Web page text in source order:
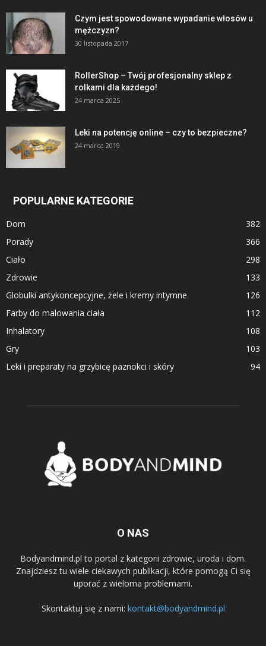
Czym jest spowodowane wypadanie włosów u
mężczyzn?
30 listopada 2017
RollerShop – Twój profesjonalny sklep z
rolkami dla każdego!
24 marca 2025
Leki na potencję online – czy to bezpieczne?
24 marca 2019
POPULARNE KATEGORIE
Dom
382
Porady
366
Ciało
298
Zdrowie
133
Globulki antykoncepcyjne, żele i kremy intymne
126
Farby do malowania ciała
112
Inhalatory
108
Gry
103
Leki i preparaty na grzybicę paznokci i skóry
94
O NAS
Bodyandmind.pl to portal z kategorii zdrowie, uroda i dom.
Znajdziesz tu wiele ciekawych publikacji, które pomogą Ci się
uporać z wieloma problemami.
Skontaktuj się z nami: kontakt@bodyandmind.pl